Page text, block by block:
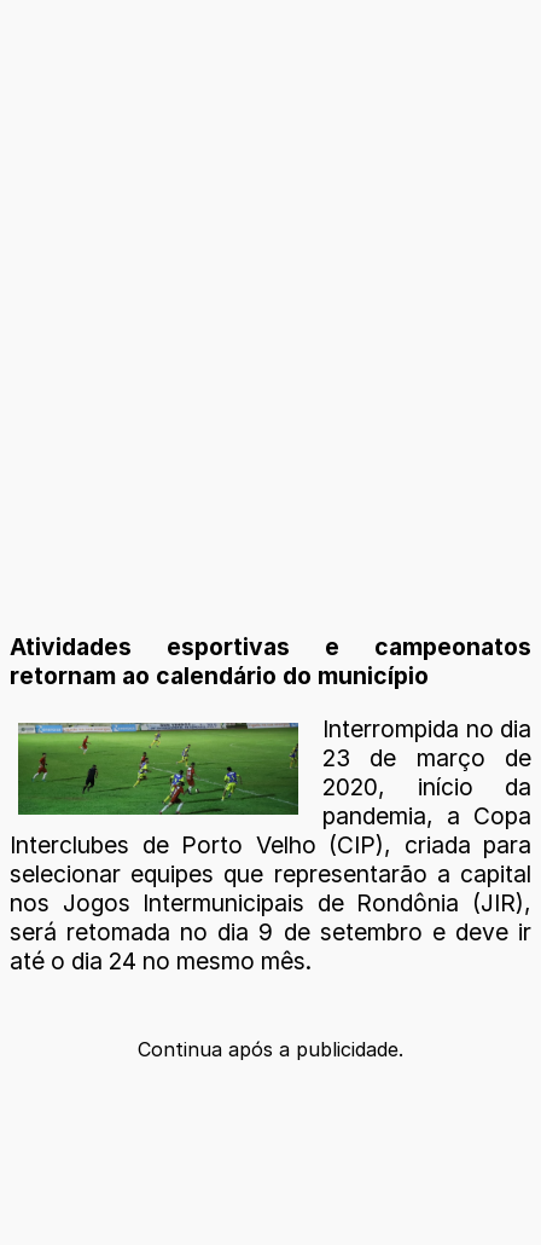
Atividades esportivas e campeonatos
retornam ao calendário do município
Interrompida no dia
23 de março de
2020, início da
pandemia, a Copa
Interclubes de Porto Velho (CIP), criada para
selecionar equipes que representarão a capital
nos Jogos Intermunicipais de Rondônia (JIR),
será retomada no dia 9 de setembro e deve ir
até o dia 24 no mesmo mês.
Continua após a publicidade.